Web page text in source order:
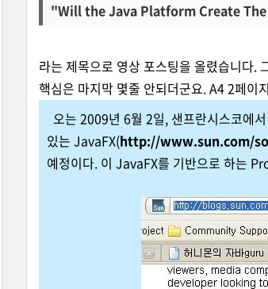
"Will the Java Platform Create
라는 제목으로 영상 포스팅을 올렸습니다.
핵심은 마지막 몇줄 안되더군요. A4 2페이
오는 2009년 6월 2일, 샌프란시스코에
있는 JavaFX(http://www.sun.com/
예정이다. 이 JavaFX를 기반으로 하는